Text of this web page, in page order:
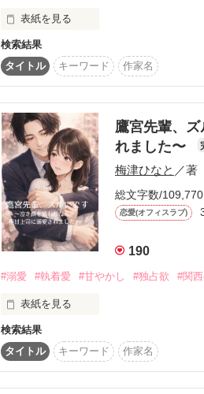
表紙を見る
✼••┈┈┈┈••✼••┈┈┈┈••✼
2026年4月5日スターツ出版ベリーズ
『すべてを奪われた令嬢は死後に微
書籍は一から全て書き直し、
WEBにはない新エピソードや新キャラ
本編から数年後の後日談を書き下ろし
すべてを奪われた令嬢が人生を取り
どうぞよろしくお願いいたします！
※こちらのWEB版は改稿前のもののた
✼••┈┈┈┈••✼••┈┈┈┈••✼
踏みつけられたまま終わるのは、ごめ
追放された令嬢が『別人』になり、
悪を追い詰め幸せになる！
検索結果
タイトル
キーワード 作家名
鷹宮先輩、
れました〜
梅津ひなと ／著
総文字数/109,770
恋愛(オフィスラブ)
190
#溺愛 #執着愛 #甘やかし #独占欲 #関
表紙を見る
お久しぶりです。梅津ひなとです。
電話一本で遠距離彼氏にフラれ、さら
検索結果
タイトル
キーワード 作家名